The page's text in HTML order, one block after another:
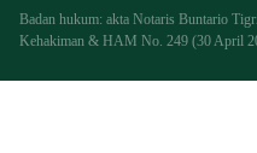
Badan hukum: akta Notaris Buntario
Kehakiman & HAM No. 249 (30 April